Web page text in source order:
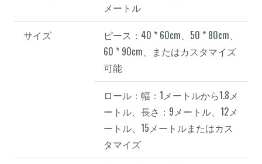
メートル
サイズ
ピース：40 * 60cm、50 * 80cm、
60 * 90cm、またはカスタマイズ
可能
ロール：幅：1メートルから1.8メ
ートル、長さ：9メートル、12メ
ートル、15メートルまたはカス
タマイズ